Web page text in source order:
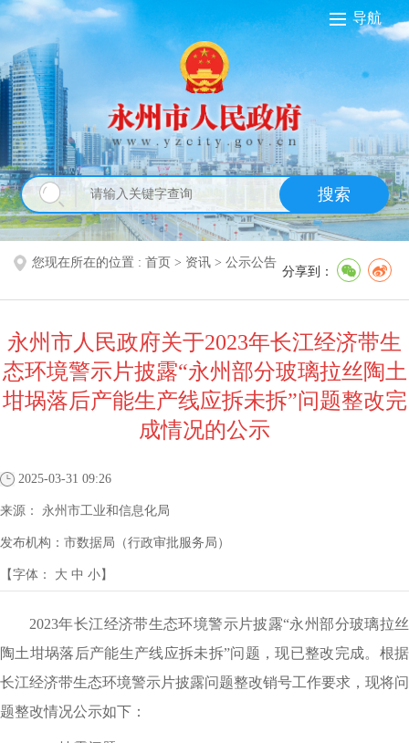
导航
搜索
您现在所在的位置 : 首页 > 资讯 > 公示公告
分享到：
永州市人民政府关于2023年长江经济带生
态环境警示片披露“永州部分玻璃拉丝陶土
坩埚落后产能生产线应拆未拆”问题整改完
成情况的公示
2025-03-31 09:26
来源： 永州市工业和信息化局
发布机构： 市数据局（行政审批服务局）
【字体： 大 中 小】
2023年长江经济带生态环境警示片披露“永州部分玻璃拉丝
陶土坩埚落后产能生产线应拆未拆”问题，现已整改完成。根据
长江经济带生态环境警示片披露问题整改销号工作要求，现将问
题整改情况公示如下：